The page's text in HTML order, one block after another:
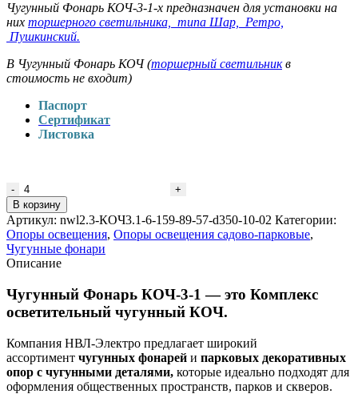
Чугунный Фонарь КОЧ-3-1-х предназначен для установки на
них торшерного светильника, типа Шар, Ретро,
Пушкинский.
В Чугунный Фонарь КОЧ (торшерный светильникв
стоимость не входит)
Паспорт
Сертификат
Листовка
Количество
товара
Чугунный
Фонарь
КОЧ-3-
1-
(159/89/57)
В корзину
Артикул: nwl2.3-КОЧ3.1-6-159-89-57-d350-10-02 Категории:
Опоры освещения, Опоры освещения садово-парковые,
Чугунные фонари
Описание
Чугунный Фонарь КОЧ-3-1 — это Комплекс
осветительный чугунный КОЧ.
Компания НВЛ-Электро предлагает широкий
ассортимент чугунных фонарей и парковых декоративных
опор с чугунными деталями, которые идеально подходят для
оформления общественных пространств, парков и скверов.